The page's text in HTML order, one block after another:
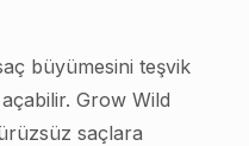
büyümesini teşvik
Grow Wild
saçlara